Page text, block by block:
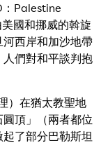
：Palestine
國和挪威的斡旋
西岸和加沙地帶
們對和平談判抱
）在猶太教聖地
圓頂」（兩者都位
了部分巴勒斯坦